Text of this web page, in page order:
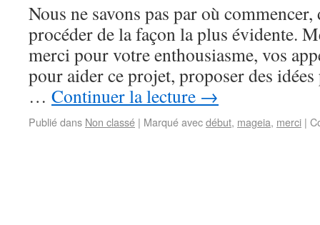
Nous ne savons pas par où
procéder de la façon la plus évidente.
merci pour votre enthousiasme, vos
pour aider ce projet, proposer des
… Continuer la lecture →
Publié dans Non classé | Marqué avecdébut, mageia, merci |